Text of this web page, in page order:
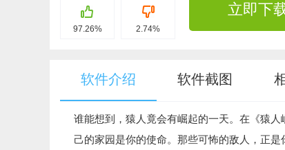
97.26% 2.74%
立即下
软件介绍 软件截图
谁能想到，猿人竟会有崛起的一天。在《猿
己的家园是你的使命。那些可怖的敌人，正